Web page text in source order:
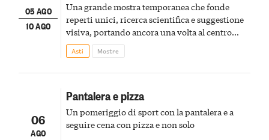
05 AGO
10 AGO
Una grande mostra temporanea che fonde
reperti unici, ricerca scientifica e suggestione
visiva, portando ancora una volta al centro
della scena le meraviglie del passato astigiano
Asti Mostre
06
AGO
Pantalera e pizza
Un pomeriggio di sport con la pantalera e a
seguire cena con pizza e non solo